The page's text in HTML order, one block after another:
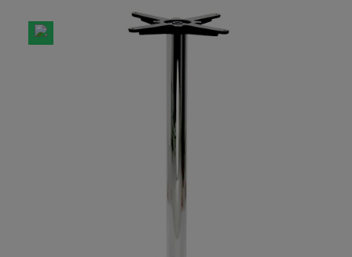
verchromten Stahlblende veredelt. Diese sorgt
für die glänzende Metalloberfläche - ein absoluter
Hingucker! Für Tischplatten geeignet:- 110x70cm-
120x70cm- 120x80cm- 140x70cm